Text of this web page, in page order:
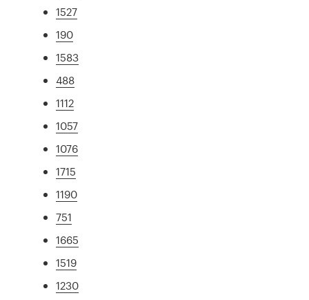
1527
190
1583
488
1112
1057
1076
1715
1190
751
1665
1519
1230